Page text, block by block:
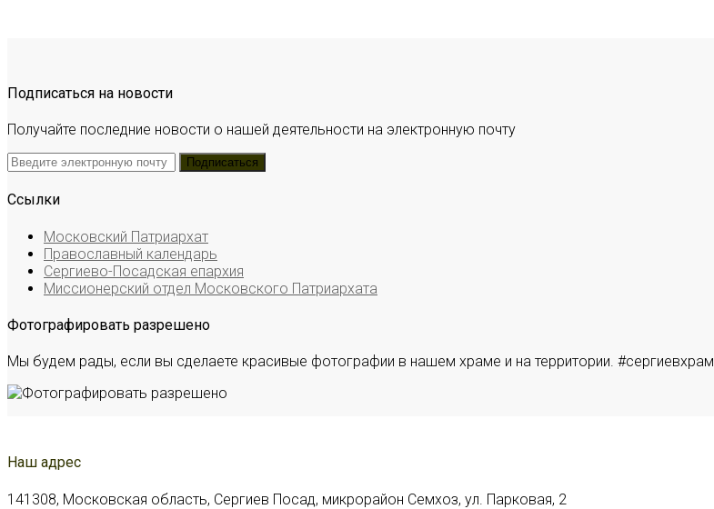
Подписаться на новости
Получайте последние новости о нашей деятельности на электронную почту
Ссылки
Московский Патриархат
Православный календарь
Сергиево-Посадская епархия
Миссионерский отдел Московского Патриархата
Фотографировать разрешено
Мы будем рады, если вы сделаете красивые фотографии в нашем храме и на территории. #сергиевхрам
Наш адрес
141308, Московская область, Сергиев Посад, микрорайон Семхоз, ул. Парковая, 2